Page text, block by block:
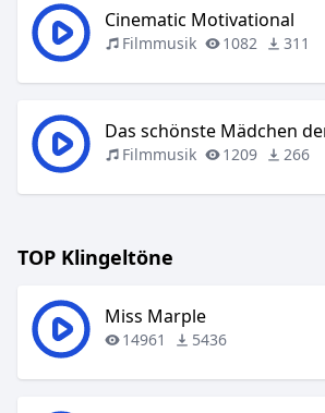
Cinematic Motivational
Filmmusik 1082 311
Das schönste Mädchen
Filmmusik 1209 266
TOP Klingeltöne
Miss Marple
14961 5436